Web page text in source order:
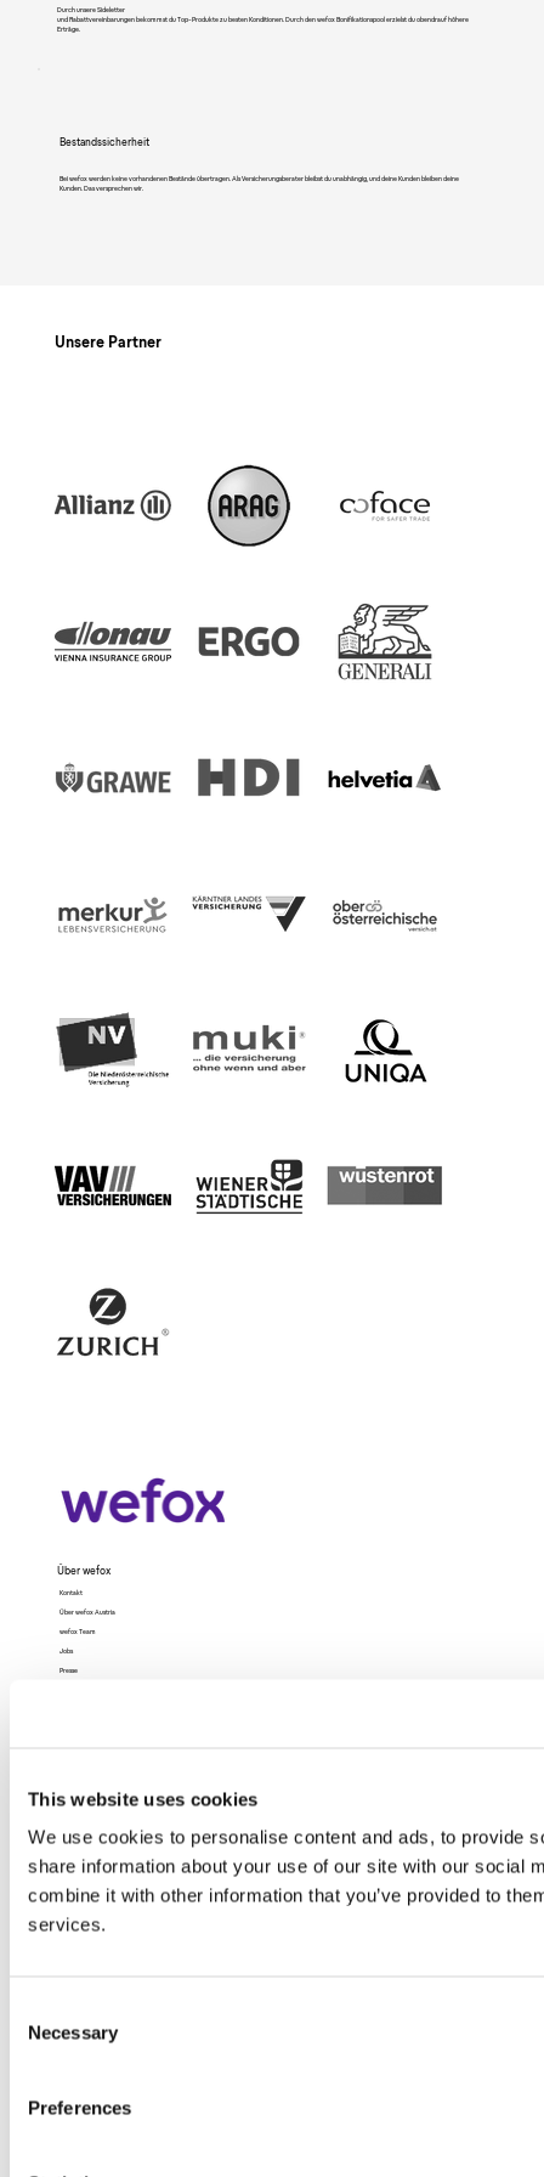
This website uses cookies
We use cookies to personalise content and ads, to provide
share information about your use of our site with our social
combine it with other information that you’ve provided to
services.
Selection
Necessary
Preferences
Durch unsere Sideletter
und Rabattvereinbarungen bekommst du Top-Produkte zu besten Konditionen. Durch den wefox Bonifikationspool erzielst du obendrauf höhere
Erträge.
Bestandssicherheit
Bei wefox werden keine vorhandenen Bestände übertragen. Als Versicherungsberater bleibst du unabhängig, und deine Kunden bleiben deine
Kunden. Das versprechen wir.
Unsere Partner
Über wefox
Kontakt
Über wefox Austria
wefox Team
Jobs
Presse
Datenschutz (App)
Barrierefreiheit